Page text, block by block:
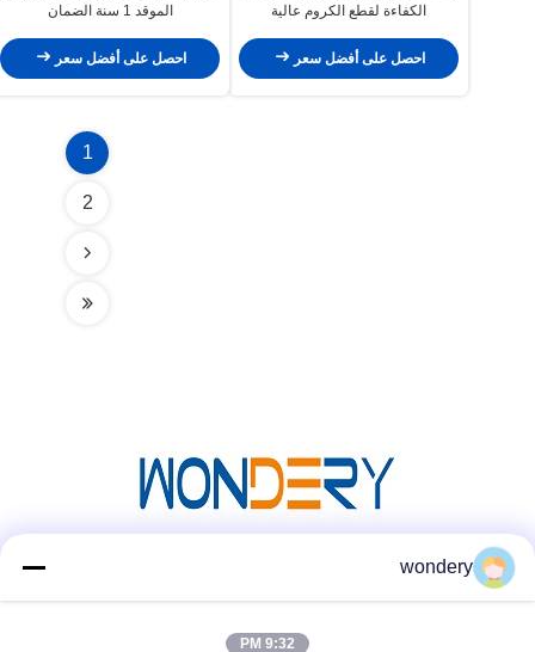
الكفاءة لقطع الكروم عالية
احصل على أفضل سعر
الموقد 1 سنة الضمان
احصل على أفضل سعر
1
2
wondery
9:32 PM